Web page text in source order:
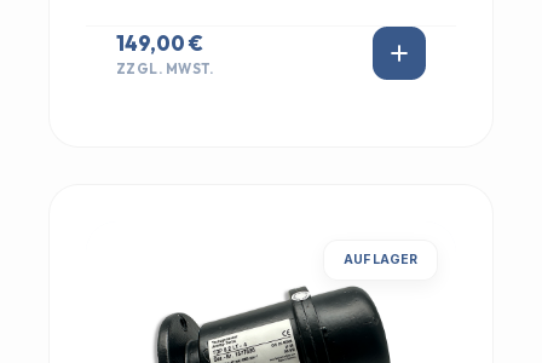
149,00 €
ZZGL. MWST.
AUF LAGER